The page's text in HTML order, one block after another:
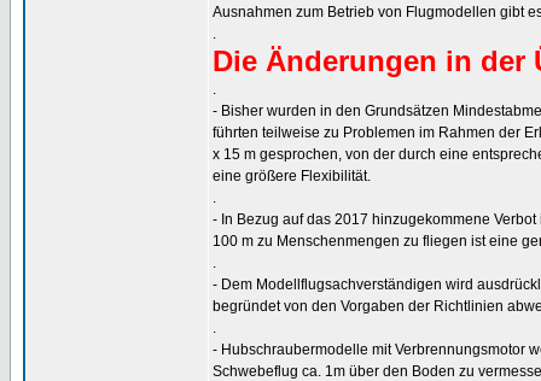
Ausnahmen zum Betrieb von Flugmodellen gibt
.
Die Änderungen in der
.
- Bisher wurden in den Grundsätzen
führten teilweise zu Problemen im Rahmen der
x 15 m gesprochen, von der durch eine
eine größere Flexibilität.
.
- In Bezug auf das 2017 hinzugekommene
100 m zu Menschenmengen zu fliegen ist eine
.
- Dem Modellflugsachverständigen wird
begründet von den Vorgaben der Richtlinien
.
- Hubschraubermodelle mit Verbrennungsmotor
Schwebeflug ca. 1m über den Boden zu